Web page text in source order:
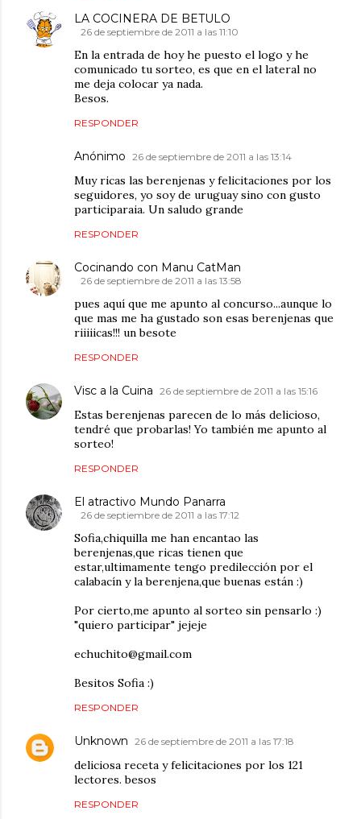
LA COCINERA DE BETULO
26 de septiembre de 2011 a las 11:10
En la entrada de hoy he puesto el logo y he
comunicado tu sorteo, es que en el lateral no
me deja colocar ya nada.
Besos.
RESPONDER
Anónimo 26 de septiembre de 2011 a las 13:14
Muy ricas las berenjenas y felicitaciones por los
seguidores, yo soy de uruguay sino con gusto
participaraia. Un saludo grande
RESPONDER
Cocinando con Manu CatMan
26 de septiembre de 2011 a las 13:58
pues aquí que me apunto al concurso...aunque lo
que mas me ha gustado son esas berenjenas que
riiiiicas!!! un besote
RESPONDER
Visc a la Cuina 26 de septiembre de 2011 a las 15:16
Estas berenjenas parecen de lo más delicioso,
tendré que probarlas! Yo también me apunto al
sorteo!
RESPONDER
El atractivo Mundo Panarra
26 de septiembre de 2011 a las 17:12
Sofia,chiquilla me han encantao las
berenjenas,que ricas tienen que
estar,ultimamente tengo predilección por el
calabacín y la berenjena,que buenas están :)
Por cierto,me apunto al sorteo sin pensarlo :)
"quiero participar" jejeje
echuchito@gmail.com
Besitos Sofia :)
RESPONDER
Unknown 26 de septiembre de 2011 a las 17:18
deliciosa receta y felicitaciones por los 121
lectores. besos
RESPONDER